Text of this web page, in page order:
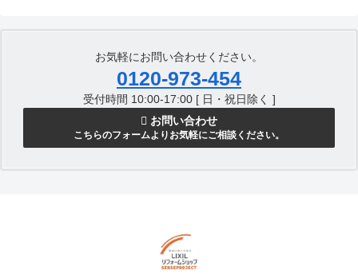
お気軽にお問い合わせください。
0120-973-454
受付時間 10:00-17:00 [ 日・祝日除く ]
お問い合わせ
こちらのフォームよりお気軽にご相談ください。